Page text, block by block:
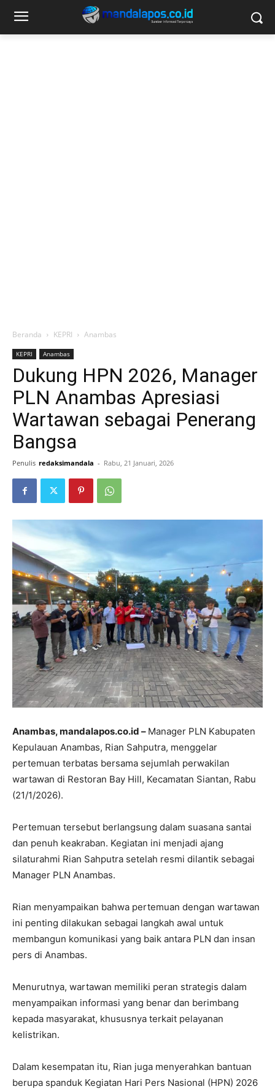
Beranda KEPRI Anambas
KEPRI Anambas
Dukung HPN 2026, Manager
PLN Anambas Apresiasi
Wartawan sebagai Penerang
Bangsa
Penulis redaksimandala - Rabu, 21 Januari, 2026
Anambas, mandalapos.co.id – Manager PLN Kabupaten
Kepulauan Anambas, Rian Sahputra, menggelar
pertemuan terbatas bersama sejumlah perwakilan
wartawan di Restoran Bay Hill, Kecamatan Siantan, Rabu
(21/1/2026).
Pertemuan tersebut berlangsung dalam suasana santai
dan penuh keakraban. Kegiatan ini menjadi ajang
silaturahmi Rian Sahputra setelah resmi dilantik sebagai
Manager PLN Anambas.
Rian menyampaikan bahwa pertemuan dengan wartawan
ini penting dilakukan sebagai langkah awal untuk
membangun komunikasi yang baik antara PLN dan insan
pers di Anambas.
Menurutnya, wartawan memiliki peran strategis dalam
menyampaikan informasi yang benar dan berimbang
kepada masyarakat, khususnya terkait pelayanan
kelistrikan.
Dalam kesempatan itu, Rian juga menyerahkan bantuan
berupa spanduk Kegiatan Hari Pers Nasional (HPN) 2026